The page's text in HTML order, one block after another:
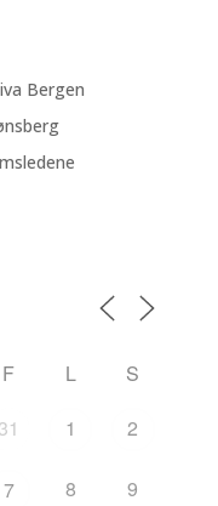
Bergen
F L
S
31 1 2
7 8 9